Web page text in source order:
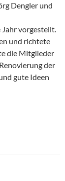
Dengler und
Jahr vorgestellt.
und richtete
die Mitglieder
der
gute Ideen